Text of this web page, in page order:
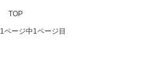
TOP
1ページ中1ページ目